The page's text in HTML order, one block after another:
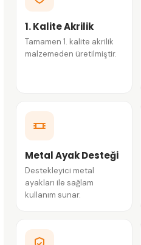
1. Kalite Akrilik
Tamamen 1. kalite akrilik
malzemeden üretilmiştir.
Metal Ayak Desteği
Destekleyici metal
ayakları ile sağlam
kullanım sunar.